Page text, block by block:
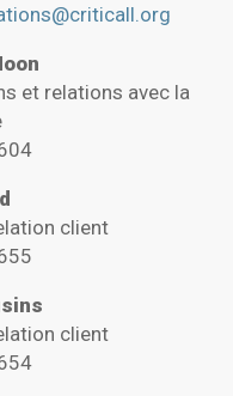
et relations avec la
client
client